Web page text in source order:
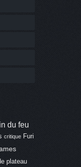
du feu
critique Furi
plateau